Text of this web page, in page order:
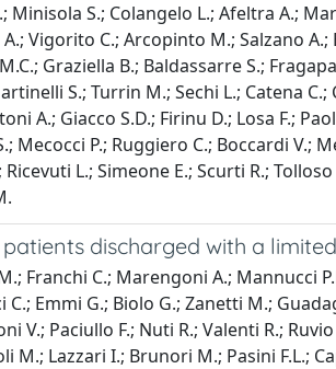
Minisola S.; Colangelo L.; Afeltra A.;
Vigorito C.; Arcopinto M.; Salzano
Graziella B.; Baldassarre S.;
S.; Turrin M.; Sechi L.; Catena
A.; Giacco S.D.; Firinu D.; Losa F.;
P.; Ruggiero C.; Boccardi V.;
L.; Simeone E.; Scurti R.;
discharged with a
Franchi C.; Marengoni A.; Mannucci
C.; Emmi G.; Biolo G.; Zanetti M.;
V.; Paciullo F.; Nuti R.; Valenti R.;
M.; Lazzari I.; Brunori M.; Pasini F.L.;